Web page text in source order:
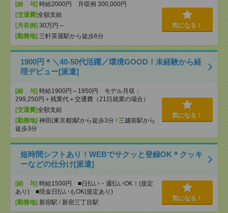
[給 与] 時給2000円 月収例 300,000円
[交通費]全額支給
[月収例] 30万円～
[勤務地] 三軒茶屋駅から徒歩6分
気になる！
1900円＊＼40-50代活躍／環境GOOD！未経験から経
理デビュー[派遣]
[給 与] 時給1900円～1950円 モデル月収：
299,250円＋残業代＋交通費（21日就業の場合）
[交通費]全額支給
[勤務地] 神田(東京都)駅から徒歩3分 / 三越前駅から
徒歩3分
気になる！
短時間シフトあり！WEBでサクッと登録OK＊クッキ
ーなどの仕分け[派遣]
[給 与] 時給1500円 ■日払い・週払いOK！(規定
あり) ■現金日払いもOK(規定あり)
[勤務地] 新宿駅 / 新宿三丁目駅
気になる！